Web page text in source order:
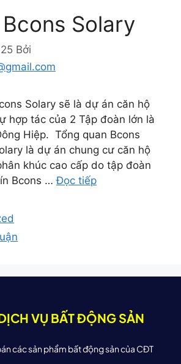
Solary
Bởi
Solary sẽ là dự án căn hộ
hợp tác của 2 Tập đoàn lớn là
Hiệp. Tổng quan Bcons
là dự án chung cư căn hộ
khúc cao cấp do tập đoàn
Bcons …Đọc tiếp
VỤ BẤT ĐỘNG SẢN
các sản phẩm bất động sản của CĐT
Overlay
gb-
overlay-
634
opened